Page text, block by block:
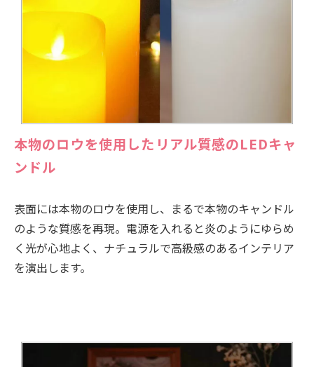
本物のロウを使用したリアル質感のLEDキャ
ンドル
表面には本物のロウを使用し、まるで本物のキャンドル
のような質感を再現。電源を入れると炎のようにゆらめ
く光が心地よく、ナチュラルで高級感のあるインテリア
を演出します。